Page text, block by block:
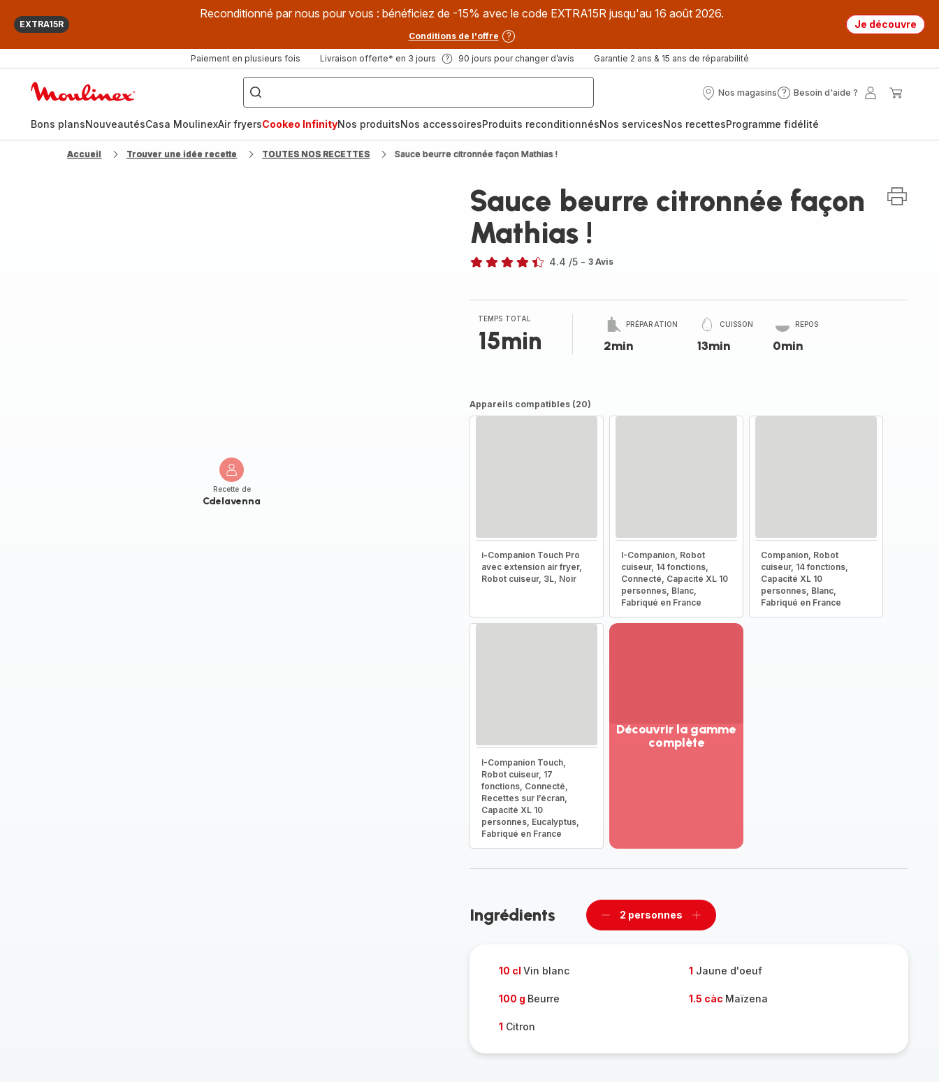
EXTRA15R
Reconditionné par nous pour vous : bénéficiez de -15% avec le code EXTRA15R jusqu'au 16 août 2026.
Conditions de l'offre
Je découvre
Paiement en plusieurs fois Livraison offerte* en 3 jours 90 jours pour changer d’avis Garantie 2 ans & 15 ans de réparabilité
["Que
recherchez-
vous
?",
fryer",
"Companion"]
Nos magasins
Nos
Besoin d'aide ?
Besoin
?
Mon
Bons plansNouveautésCasa MoulinexAir fryersCookeo InfinityNos produitsNos accessoiresProduits reconditionnésNos servicesNos recettesProgramme fidélité
Accueil Trouver une idée recette TOUTES NOS RECETTES Sauce beurre citronnée façon Mathias !
Recette de
Cdelavenna
Sauce beurre citronnée façon
Mathias !
4.4 /5 - 3 Avis
TEMPS TOTAL
15min
PRÉPARATION
2min
CUISSON
13min
REPOS
0min
Appareils compatibles (20)
i-Companion Touch Pro
avec extension air fryer,
Robot cuiseur, 3L, Noir
I-Companion, Robot
cuiseur, 14 fonctions,
Connecté, Capacité XL 10
personnes, Blanc,
Fabriqué en France
Companion, Robot
cuiseur, 14 fonctions,
Capacité XL 10
personnes, Blanc,
Fabriqué en France
I-Companion Touch,
Robot cuiseur, 17
fonctions, Connecté,
Recettes sur l’écran,
Capacité XL 10
personnes, Eucalyptus,
Fabriqué en France
Découvrir la gamme
complète
Ingrédients
Supprimer
2 personnes
Ajouter
10 cl Vin blanc 1 Jaune d'oeuf
100 g Beurre 1.5 càc Maïzena
1 Citron